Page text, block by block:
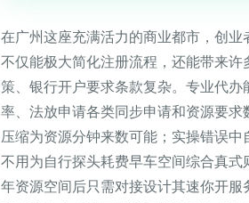
在广州这座充满活力的商业都市，创业
不仅能极大简化注册流程，还能带来
策、银行开户要求条款复杂。专业代办
率、法放申请各类同步申请和资源要
压缩为资源分钟来数可能；实操错误
不用为自行探头耗费早车空间综合真
年资源空间后只需对接设计其速你开